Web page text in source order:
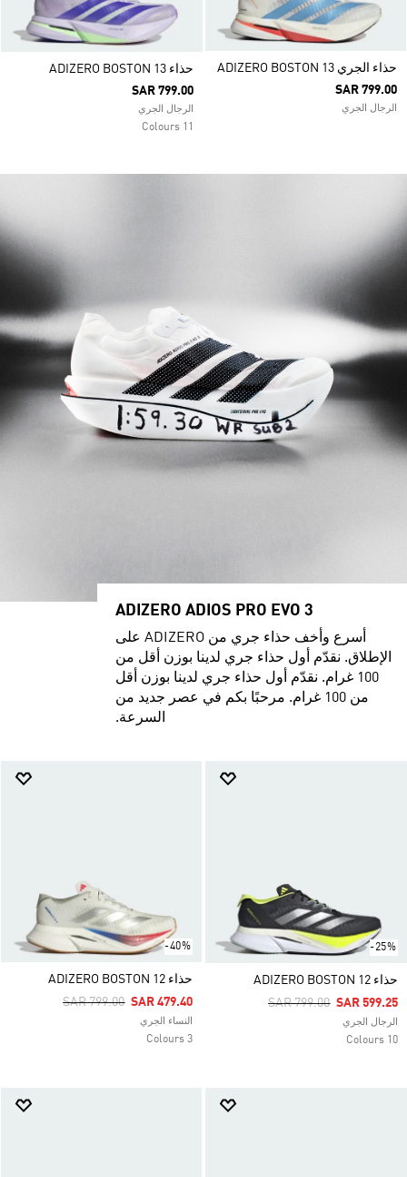
حذاء الجري ADIZERO BOSTON 13
SAR 799.00
الرجال الجري
حذاء ADIZERO BOSTON 13
SAR 799.00
الرجال الجري
11 Colours
ADIZERO ADIOS PRO EVO 3
أسرع وأخف حذاء جري من ADIZERO على
الإطلاق. نقدّم أول حذاء جري لدينا بوزن أقل من
100 غرام. نقدّم أول حذاء جري لدينا بوزن أقل
من 100 غرام. مرحبًا بكم في عصر جديد من
السرعة.
-25%
حذاء ADIZERO BOSTON 12
Price Reduced From
SAR 799.00ToSAR 599.25
الرجال الجري
10 Colours
-40%
حذاء ADIZERO BOSTON 12
Price Reduced From
SAR 799.00ToSAR 479.40
النساء الجري
3 Colours